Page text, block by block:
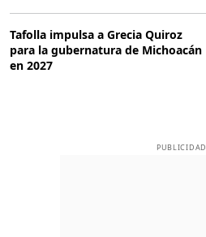
Tafolla impulsa a Grecia Quiroz
para la gubernatura de Michoacán
en 2027
PUBLICIDAD